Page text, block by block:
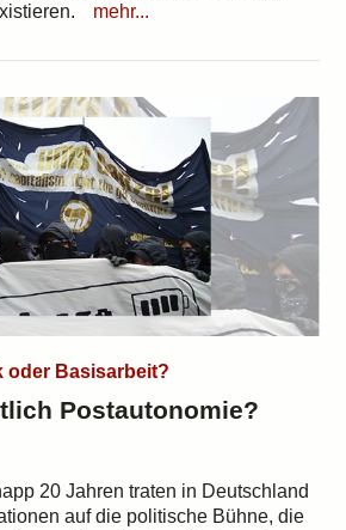
mehr...
oder Basisarbeit?
Postautonomie?
20 Jahren traten in Deutschland
auf die politische Bühne, die